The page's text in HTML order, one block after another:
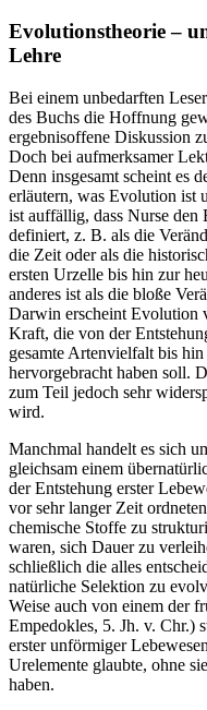
Evolutionstheorie –
Lehre
Bei einem unbedarften
des Buchs die Hoffnung
ergebnisoffene Diskussion
Doch bei aufmerksamer
Denn insgesamt scheint es
erläutern, was Evolution ist
ist auffällig, dass Nurse
definiert, z. B. als die
die Zeit oder als die
ersten Urzelle bis hin zur
anderes ist als die bloße
Darwin erscheint Evolution
Kraft, die von der
gesamte Artenvielfalt bis
hervorgebracht haben soll.
zum Teil jedoch sehr
wird.
Manchmal handelt es sich
gleichsam einem
der Entstehung erster
vor sehr langer Zeit
chemische Stoffe zu
waren, sich Dauer zu
schließlich die alles
natürliche Selektion zu
Weise auch von einem der
Empedokles, 5. Jh. v. Chr.)
erster unförmiger
Urelemente glaubte, ohne
haben.